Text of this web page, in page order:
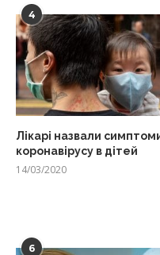
4
Лікарі назвали
коронавірусу в дітей
14/03/2020
6